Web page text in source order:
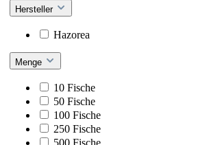
Hersteller
Hazorea
Menge
10 Fische
50 Fische
100 Fische
250 Fische
500 Fische